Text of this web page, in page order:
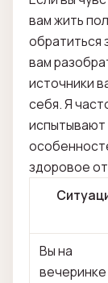
вам жить
обратиться
вам
источники
себя. Я
испытывают
здоровое
Вы на
вечеринке